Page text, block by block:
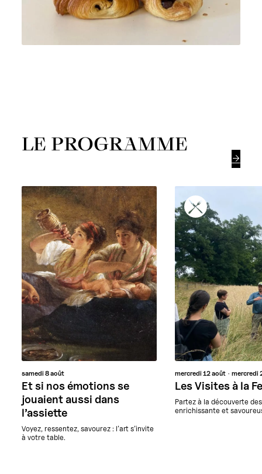
LE PROGRAMME

samedi8 août
Et si nos émotions se
jouaient aussi dans
l’assiette
Voyez, ressentez, savourez : l’art s’invite
à votre table.
mercredi12 août mercredi
Les Visites à la
Partez à la découverte
enrichissante et